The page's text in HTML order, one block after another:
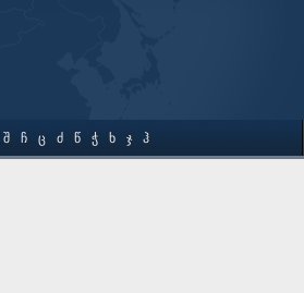
Შ Ჩ Ც Ძ Წ Ჭ Ხ Ჯ Ჰ